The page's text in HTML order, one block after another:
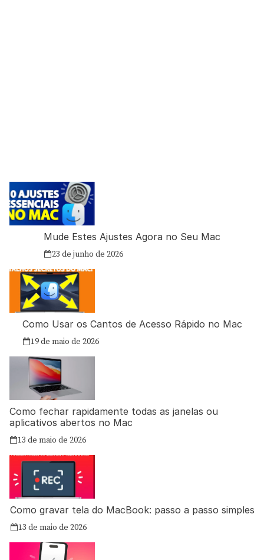
Mude Estes Ajustes Agora no Seu Mac
23 de junho de 2026
Como Usar os Cantos de Acesso Rápido no Mac
19 de maio de 2026
Como fechar rapidamente todas as janelas ou
aplicativos abertos no Mac
13 de maio de 2026
Como gravar tela do MacBook: passo a passo simples
13 de maio de 2026